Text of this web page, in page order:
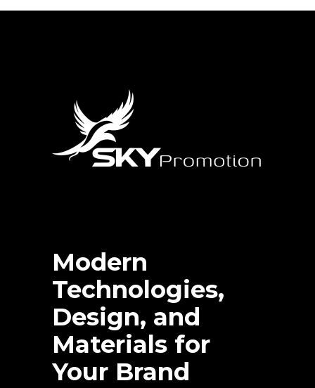
Modern
Technologies,
Design, and
Materials for
Your Brand